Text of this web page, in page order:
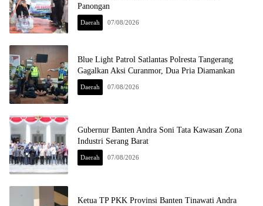
Panongan
Daerah 07/08/2026
Blue Light Patrol Satlantas Polresta Tangerang
Gagalkan Aksi Curanmor, Dua Pria Diamankan
Daerah 07/08/2026
Gubernur Banten Andra Soni Tata Kawasan Zona
Industri Serang Barat
Daerah 07/08/2026
Ketua TP PKK Provinsi Banten Tinawati Andra